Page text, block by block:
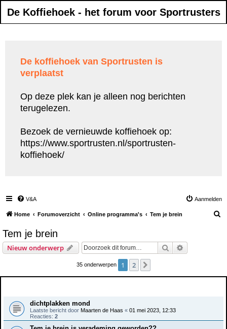
De Koffiehoek - het forum voor Sportrusters
De koffiehoek van Sportrusten is
verplaatst
Op deze plek kan je alleen nog berichten
terugelezen.
Bezoek de vernieuwde koffiehoek op:
https://www.sportrusten.nl/sportrusten-
koffiehoek/
V&A Aanmelden
Home Forumoverzicht Online programma's Tem je brein
Tem je brein
Nieuw onderwerp Zoek
35 onderwerpen 1 2
dichtplakken mond
Laatste bericht door Maarten de Haas « 01 mei 2023, 12:33
Reacties: 2